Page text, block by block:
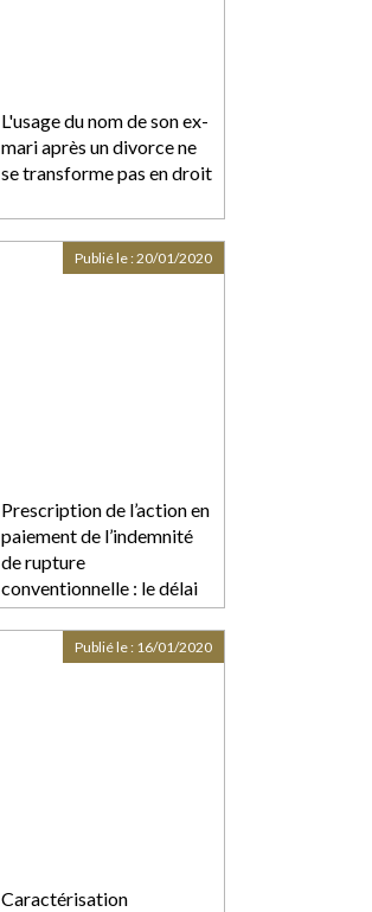
L'usage du nom de son ex-
mari après un divorce ne
se transforme pas en droit
Prescription de l’action en
paiement de l’indemnité
de rupture
conventionnelle : le délai
est d'un an
Publié le :20/01/2020
Caractérisation
Publié le : 16/01/2020